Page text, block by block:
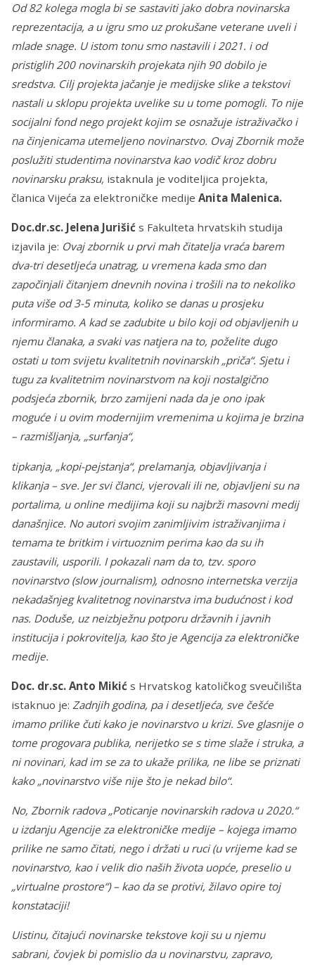
Od 82 kolega mogla bi se sastaviti jako dobra novinarska
reprezentacija, a u igru smo uz prokušane veterane uveli i
mlade snage. U istom tonu smo nastavili i 2021. i od
pristiglih 200 novinarskih projekata njih 90 dobilo je
sredstva. Cilj projekta jačanje je medijske slike a tekstovi
nastali u sklopu projekta uvelike su u tome pomogli. To nije
socijalni fond nego projekt kojim se osnažuje istraživačko i
na činjenicama utemeljeno novinarstvo. Ovaj Zbornik može
poslužiti studentima novinarstva kao vodič kroz dobru
novinarsku praksu, istaknula je voditeljica projekta,
članica Vijeća za elektroničke medije Anita Malenica.
Doc.dr.sc. Jelena Jurišić s Fakulteta hrvatskih studija
izjavila je: Ovaj zbornik u prvi mah čitatelja vraća barem
dva-tri desetljeća unatrag, u vremena kada smo dan
započinjali čitanjem dnevnih novina i trošili na to nekoliko
puta više od 3-5 minuta, koliko se danas u prosjeku
informiramo. A kad se zadubite u bilo koji od objavljenih u
njemu članaka, a svaki vas natjera na to, poželite dugo
ostati u tom svijetu kvalitetnih novinarskih „priča“. Sjetu i
tugu za kvalitetnim novinarstvom na koji nostalgično
podsjeća zbornik, brzo zamijeni nada da je ono ipak
moguće i u ovim modernijim vremenima u kojima je brzina
– razmišljanja, „surfanja“,
tipkanja, „kopi-pejstanja“, prelamanja, objavljivanja i
klikanja – sve. Jer svi članci, vjerovali ili ne, objavljeni su na
portalima, u online medijima koji su najbrži masovni medij
današnjice. No autori svojim zanimljivim istraživanjima i
temama te britkim i virtuoznim perima kao da su ih
zaustavili, usporili. I pokazali nam da to, tzv. sporo
novinarstvo (slow journalism), odnosno internetska verzija
nekadašnjeg kvalitetnog novinarstva ima budućnost i kod
nas. Doduše, uz neizbježnu potporu državnih i javnih
institucija i pokrovitelja, kao što je Agencija za elektroničke
medije.
Doc. dr.sc. Anto Mikić s Hrvatskog katoličkog sveučilišta
istaknuo je: Zadnjih godina, pa i desetljeća, sve češće
imamo prilike čuti kako je novinarstvo u krizi. Sve glasnije o
tome progovara publika, nerijetko se s time slaže i struka, a
ni novinari, kad im se za to ukaže prilika, ne libe se priznati
kako „novinarstvo više nije što je nekad bilo“.
No, Zbornik radova „Poticanje novinarskih radova u 2020.“
u izdanju Agencije za elektroničke medije – kojega imamo
prilike ne samo čitati, nego i držati u ruci (u vrijeme kad se
novinarstvo, kao i velik dio naših života uopće, preselio u
„virtualne prostore“) – kao da se protivi, žilavo opire toj
konstataciji!
Uistinu, čitajući novinarske tekstove koji su u njemu
sabrani, čovjek bi pomislio da u novinarstvu, zapravo,